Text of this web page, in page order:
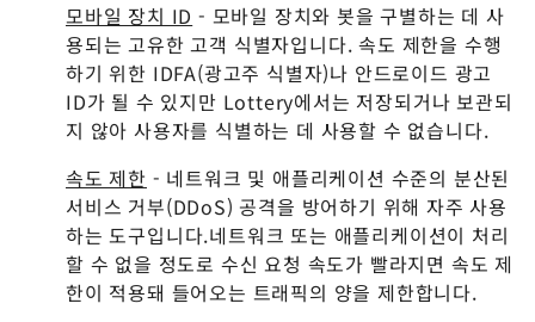
모바일 장치 ID - 모바일 장치와 봇을 구별하는 데 사
용되는 고유한 고객 식별자입니다. 속도 제한을 수행
하기 위한 IDFA(광고주 식별자)나 안드로이드 광고
ID가 될 수 있지만 Lottery에서는 저장되거나 보관되
지 않아 사용자를 식별하는 데 사용할 수 없습니다.
속도 제한 - 네트워크 및 애플리케이션 수준의 분산된
서비스 거부(DDoS) 공격을 방어하기 위해 자주 사용
하는 도구입니다.네트워크 또는 애플리케이션이 처리
할 수 없을 정도로 수신 요청 속도가 빨라지면 속도 제
한이 적용돼 들어오는 트래픽의 양을 제한합니다.